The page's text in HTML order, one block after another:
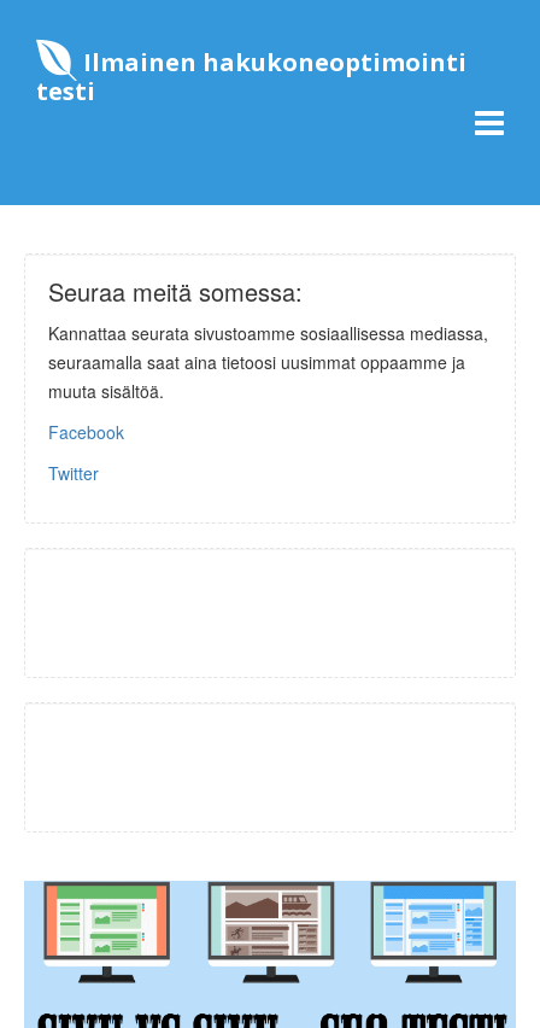
Ilmainen hakukoneoptimointi
testi
Seuraa meitä somessa:
Kannattaa seurata sivustoamme sosiaallisessa mediassa,
seuraamalla saat aina tietoosi uusimmat oppaamme ja
muuta sisältöä.
Facebook
Twitter